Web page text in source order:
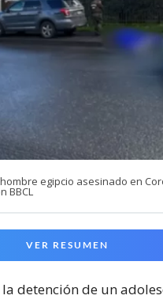
egipcio asesinado en
BBCL
VER RESUMEN
detención de un